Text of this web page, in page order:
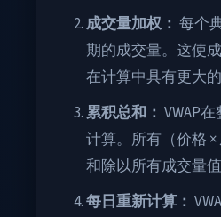
成交量加权： 每个
期的成交量。这使
在计算中具有更大的
累积总和： VWAP
计算。所有（价格
和除以所有成交量值
每日重新计算：